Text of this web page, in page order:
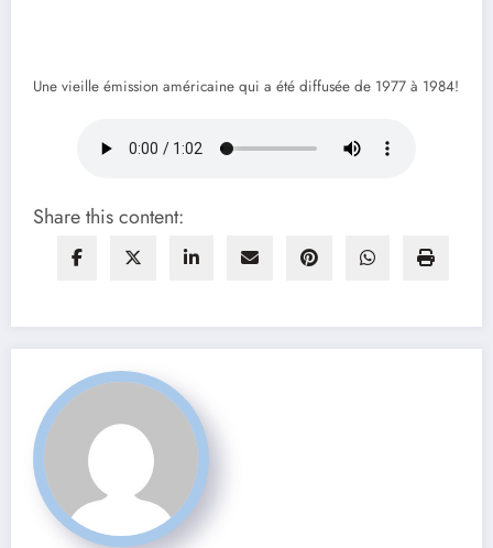
Une vieille émission américaine qui a été diffusée de 1977 à 1984!
Share this content: